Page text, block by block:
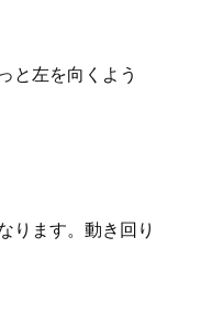
と左を向くよう
ります。動き回り